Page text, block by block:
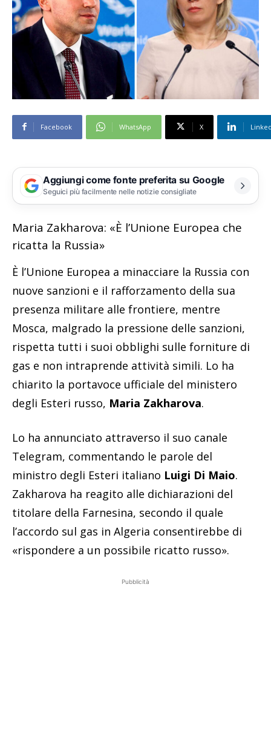
Facebook WhatsApp X
Aggiungi come fonte preferita su Google
Seguici più facilmente nelle notizie consigliate
Maria Zakharova: «È l’Unione Europea che
ricatta la Russia»
È l’Unione Europea a minacciare la Russia con
nuove sanzioni e il rafforzamento della sua
presenza militare alle frontiere, mentre
Mosca, malgrado la pressione delle sanzioni,
rispetta tutti i suoi obblighi sulle forniture di
gas e non intraprende attività simili. Lo ha
chiarito la portavoce ufficiale del ministero
degli Esteri russo, Maria Zakharova.
Lo ha annunciato attraverso il suo canale
Telegram, commentando le parole del
ministro degli Esteri italiano Luigi Di Maio.
Zakharova ha reagito alle dichiarazioni del
titolare della Farnesina, secondo il quale
l’accordo sul gas in Algeria consentirebbe di
«rispondere a un possibile ricatto russo».
Pubblicità